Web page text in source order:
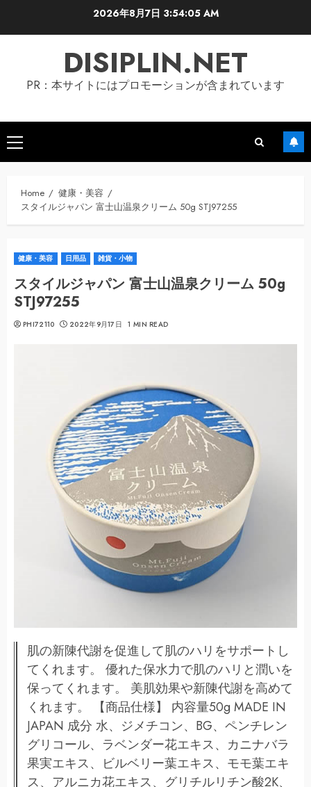
2026年8月7日 3:54:06 AM
DISIPLIN.NET
PR：本サイトにはプロモーションが含まれています
Primary
Menu
Home
健康・美容
スタイルジャパン 富士山温泉クリーム 50g STJ97255
健康・美容 日用品 雑貨・小物
スタイルジャパン 富士山温泉クリーム 50g
STJ97255
PHI72110 2022年9月17日 1 MIN READ
肌の新陳代謝を促進して肌のハリをサポートし
てくれます。 優れた保水力で肌のハリと潤いを
保ってくれます。 美肌効果や新陳代謝を高めて
くれます。 【商品仕様】 内容量50g MADE IN
JAPAN 成分 水、ジメチコン、BG、ペンチレン
グリコール、ラベンダー花エキス、カニナバラ
果実エキス、ビルベリー葉エキス、モモ葉エキ
ス、アルニカ花エキス、グリチルリチン酸2K、